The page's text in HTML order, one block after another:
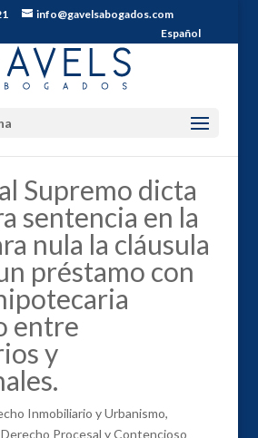
info@gavelsabogados.com
Español
Supremo dicta
sentencia en la
nula la cláusula
préstamo con
entre
y
Inmobiliario y Urbanismo,
Derecho Procesal y Contencioso